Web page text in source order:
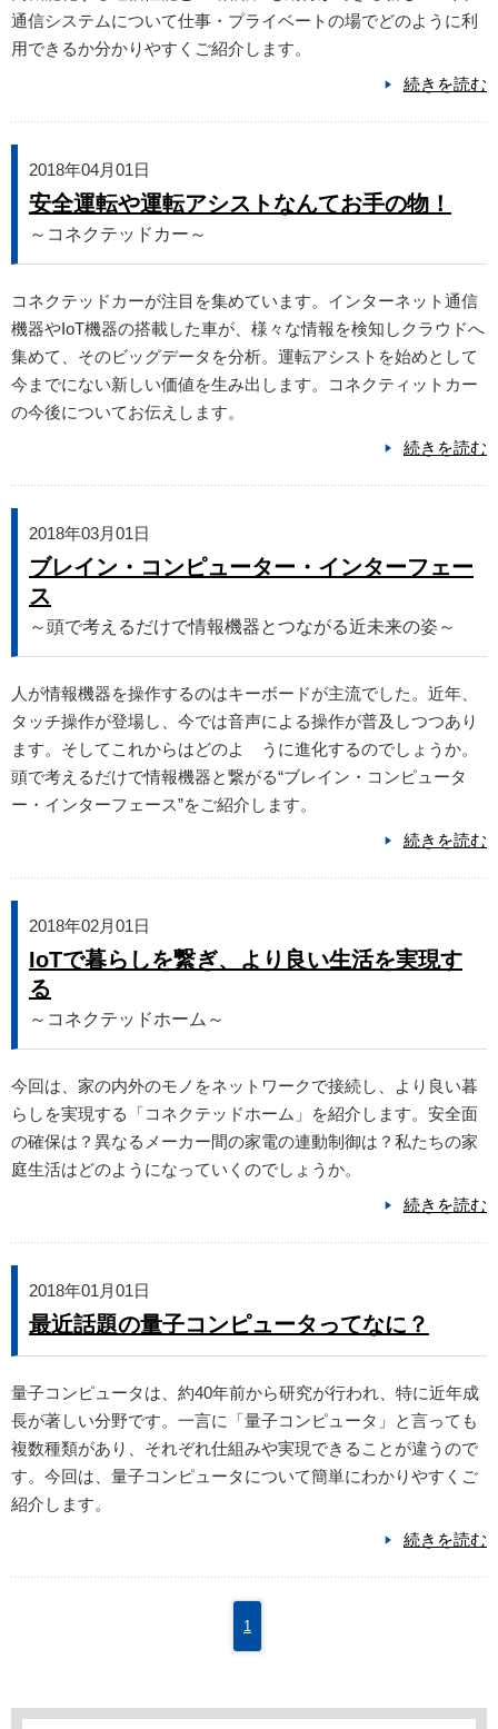
通信システムについて仕事・プライベートの場でどのように利
用できるか分かりやすくご紹介します。
続きを読む
2018年04月01日
安全運転や運転アシストなんてお手の物！
～コネクテッドカー～
コネクテッドカーが注目を集めています。インターネット通信
機器やIoT機器の搭載した車が、様々な情報を検知しクラウドへ
集めて、そのビッグデータを分析。運転アシストを始めとして
今までにない新しい価値を生み出します。コネクティットカー
の今後についてお伝えします。
続きを読む
2018年03月01日
ブレイン・コンピューター・インターフェー
ス
～頭で考えるだけで情報機器とつながる近未来の姿～
人が情報機器を操作するのはキーボードが主流でした。近年、
タッチ操作が登場し、今では音声による操作が普及しつつあり
ます。そしてこれからはどのよ うに進化するのでしょうか。
頭で考えるだけで情報機器と繋がる“ブレイン・コンピュータ
ー・インターフェース”をご紹介します。
続きを読む
2018年02月01日
IoTで暮らしを繋ぎ、より良い生活を実現す
る
～コネクテッドホーム～
今回は、家の内外のモノをネットワークで接続し、より良い暮
らしを実現する「コネクテッドホーム」を紹介します。安全面
の確保は？異なるメーカー間の家電の連動制御は？私たちの家
庭生活はどのようになっていくのでしょうか。
続きを読む
2018年01月01日
最近話題の量子コンピュータってなに？
量子コンピュータは、約40年前から研究が行われ、特に近年成
長が著しい分野です。一言に「量子コンピュータ」と言っても
複数種類があり、それぞれ仕組みや実現できることが違うので
す。今回は、量子コンピュータについて簡単にわかりやすくご
紹介します。
続きを読む
1